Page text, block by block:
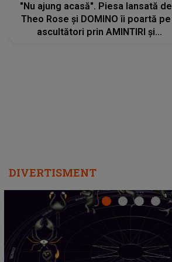
"Nu ajung acasă". Piesa lansată de
Theo Rose și DOMINO îi poartă pe
ascultători prin AMINTIRI și
DIVERTISMENT